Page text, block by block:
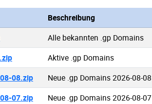
Beschreibung
Alle bekannten .gp Domains
Aktive .gp Domains
08.zip Neue .gp Domains 2026-08-08
07.zip Neue .gp Domains 2026-08-07